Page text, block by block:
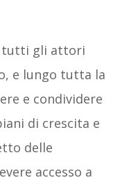
tutti gli attori
e lungo tutta la
e condividere
di crescita e
delle
accesso a